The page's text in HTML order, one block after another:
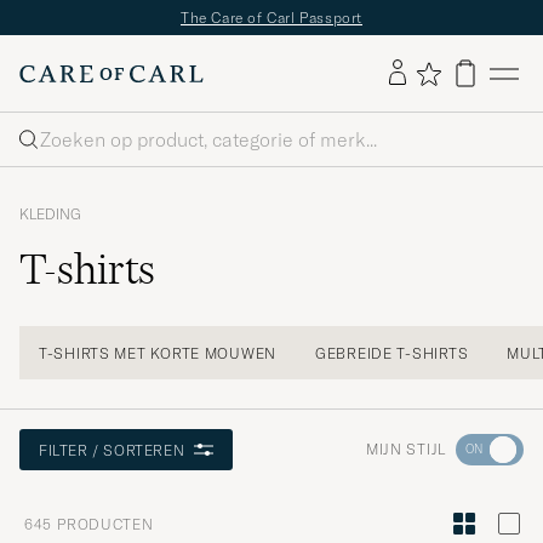
The Care of Carl Passport
Zoeken
KLEDING
T-shirts
T-SHIRTS MET KORTE MOUWEN GEBREIDE T-SHIRTS
FILTER / SORTEREN MIJN STIJL Ga
Stijladvies
645 PRODUCTEN